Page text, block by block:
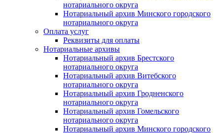
нотариального округа
Нотариальный архив Минского городского
нотариального округа
Оплата услуг
Реквизиты для оплаты
Нотариальные архивы
Нотариальный архив Брестского
нотариального округа
Нотариальный архив Витебского
нотариального округа
Нотариальный архив Гродненского
нотариального округа
Нотариальный архив Гомельского
нотариального округа
Нотариальный архив Минского городского